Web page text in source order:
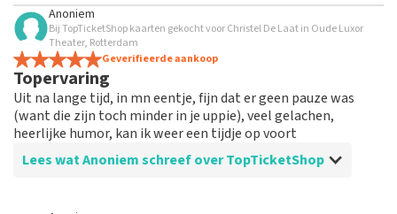
Anoniem
Bij TopTicketShop kaarten gekocht voor Christel De Laat in Oude Luxor
Theater, Rotterdam
Geverifieerde aankoop
Topervaring
Uit na lange tijd, in mn eentje, fijn dat er geen pauze was
(want die zijn toch minder in je uppie), veel gelachen,
heerlijke humor, kan ik weer een tijdje op voort
Lees wat Anoniem schreef over TopTicketShop
Beoordeling van Anoniem over